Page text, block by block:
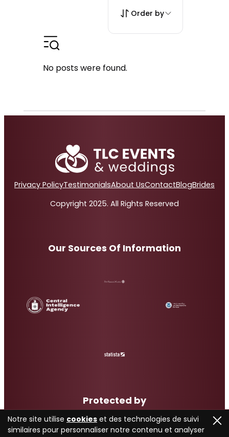
Order by
No posts were found.
Privacy PolicyTestimonialsAbout UsContactBlogBrides
Copyright 2025. All Rights Reserved
Our Sources Of Information
Protected by
Notre site utilise cookies et des technologies de suivi
similaires pour personnaliser notre contenu et analyser